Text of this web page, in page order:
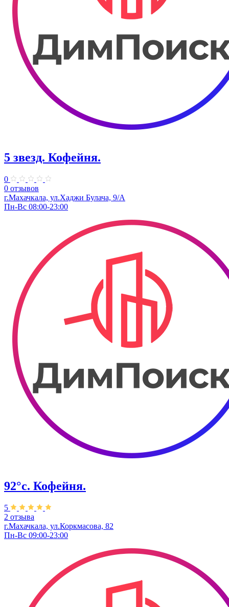
5 звезд. Кофейня.
0
0 отзывов
г.Махачкала, ул.Хаджи Булача, 9/А
Пн-Вс 08:00-23:00
92°с. Кофейня.
5
2 отзыва
г.Махачкала, ​ул.Коркмасова, 82
Пн-Вс 09:00-23:00